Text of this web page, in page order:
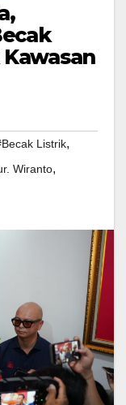
Listrik,
Wiranto,